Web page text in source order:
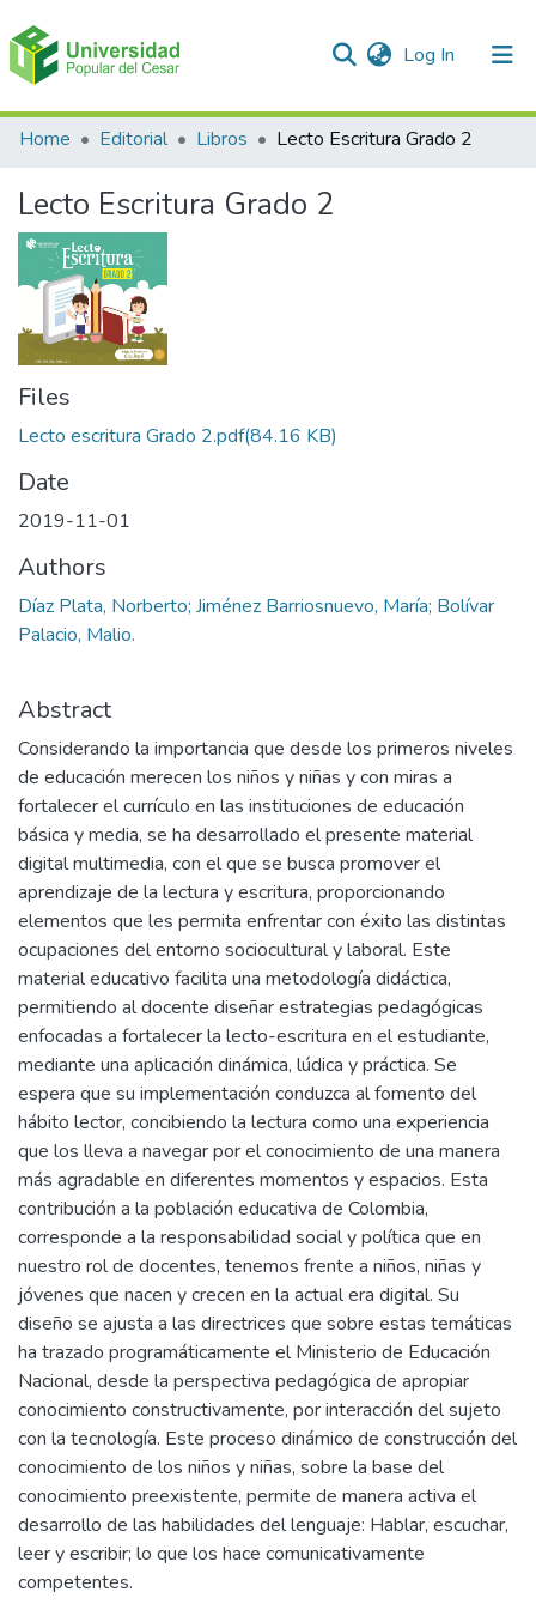
Log In (current)
Communities & Collections
Statistics
Home Editorial Libros Lecto Escritura Grado 2
Lecto Escritura Grado 2
Files
Lecto escritura Grado 2.pdf(84.16 KB)
Date
2019-11-01
Authors
Díaz Plata, Norberto; Jiménez Barriosnuevo, María; Bolívar
Palacio, Malio.
Abstract
Considerando la importancia que desde los primeros niveles
de educación merecen los niños y niñas y con miras a
fortalecer el currículo en las instituciones de educación
básica y media, se ha desarrollado el presente material
digital multimedia, con el que se busca promover el
aprendizaje de la lectura y escritura, proporcionando
elementos que les permita enfrentar con éxito las distintas
ocupaciones del entorno sociocultural y laboral. Este
material educativo facilita una metodología didáctica,
permitiendo al docente diseñar estrategias pedagógicas
enfocadas a fortalecer la lecto-escritura en el estudiante,
mediante una aplicación dinámica, lúdica y práctica. Se
espera que su implementación conduzca al fomento del
hábito lector, concibiendo la lectura como una experiencia
que los lleva a navegar por el conocimiento de una manera
más agradable en diferentes momentos y espacios. Esta
contribución a la población educativa de Colombia,
corresponde a la responsabilidad social y política que en
nuestro rol de docentes, tenemos frente a niños, niñas y
jóvenes que nacen y crecen en la actual era digital. Su
diseño se ajusta a las directrices que sobre estas temáticas
ha trazado programáticamente el Ministerio de Educación
Nacional, desde la perspectiva pedagógica de apropiar
conocimiento constructivamente, por interacción del sujeto
con la tecnología. Este proceso dinámico de construcción del
conocimiento de los niños y niñas, sobre la base del
conocimiento preexistente, permite de manera activa el
desarrollo de las habilidades del lenguaje: Hablar, escuchar,
leer y escribir; lo que los hace comunicativamente
competentes.